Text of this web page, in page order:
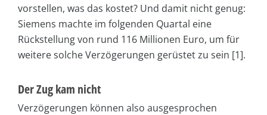
vorstellen, was das kostet? Und damit nicht genug:
Siemens machte im folgenden Quartal eine
Rückstellung von rund 116 Millionen Euro, um für
weitere solche Verzögerungen gerüstet zu sein [1].
Der Zug kam nicht
Verzögerungen können also ausgesprochen